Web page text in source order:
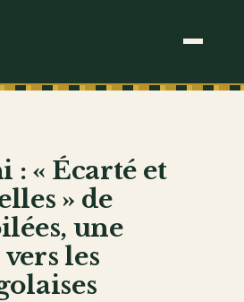
: « Écarté et
» de
une
les